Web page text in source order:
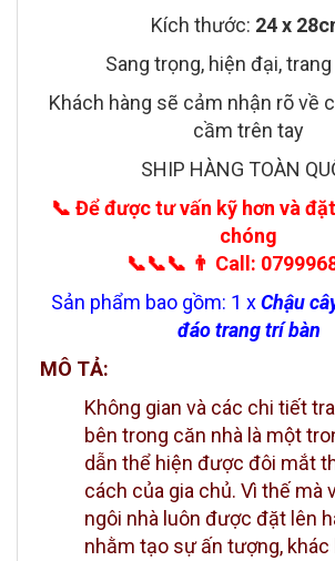
Kích thước: 24 x
Sang trọng, hiện đại,
Khách hàng sẽ cảm nhận rõ về
cầm trên tay
SHIP HÀNG TOÀN
📞 Để được tư vấn kỹ hơn và
chóng
📞📞📞 👨 Call:
Sản phẩm bao gồm: 1 xChậu
đáo trang trí bàn
MÔ TẢ:
Không gian và các chi tiết
bên trong căn nhà là một
dẫn thể hiện được đôi mắt
cách của gia chủ. Vì thế mà
ngôi nhà luôn được đặt lên
nhằm tạo sự ấn tượng,